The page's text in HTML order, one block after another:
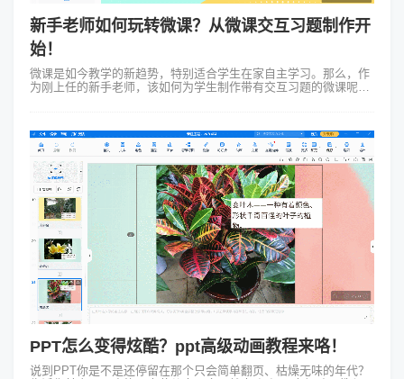
新手老师如何玩转微课？从微课交互习题制作开
始！
微课是如今教学的新趋势，特别适合学生在家自主学习。那么，作
为刚上任的新手老师，该如何为学生制作带有交互习题的微课呢？
PPT怎么变得炫酷？ppt高级动画教程来咯！
说到PPT你是不是还停留在那个只会简单翻页、枯燥无味的年代？